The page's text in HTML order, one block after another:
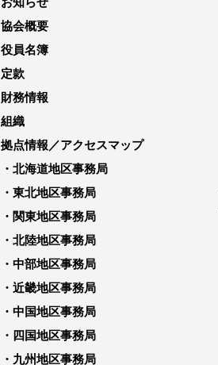
協会概要
役員名簿
定款
財務情報
組織
拠点情報／アクセスマップ
北海道地区事務局
東北地区事務局
関東地区事務局
北陸地区事務局
中部地区事務局
近畿地区事務局
中国地区事務局
四国地区事務局
九州地区事務局